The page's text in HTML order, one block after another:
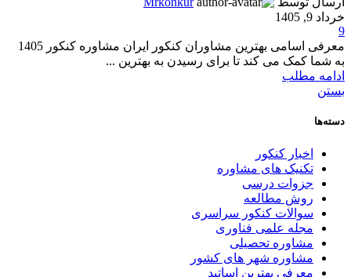
خرداد 9, 1405
9
معرفی اسامی بهترین مشاوران کنکور ایران مشاوره کنکور 1405
به شما کمک می کند تا برای رسیدن به بهترین ...
ادامه مطلب
بستن
دسته‌ها
اخبار کنکور
تکنیک های مشاوره
جزوات درسی
روش مطالعه
سوالات کنکور سراسری
مجله علمی فناوری
مشاوره تحصیلی
مشاوره شهر های کشور
معرفی بهترین اساتید